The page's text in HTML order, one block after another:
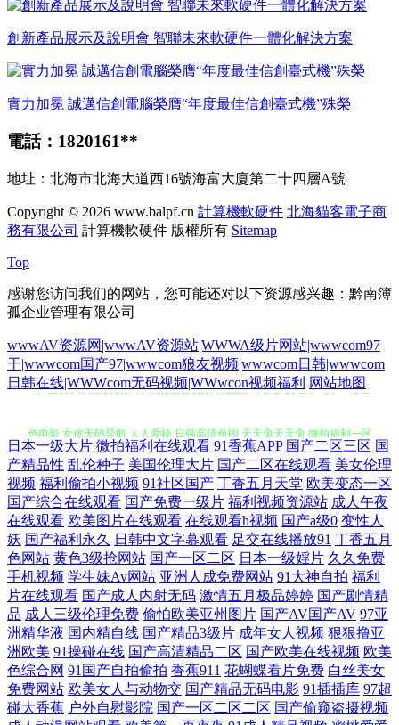
創新產品展示及說明會 智聯未來軟硬件一體化解決方案
實力加冕 誠邁信創電腦榮膺“年度最佳信創臺式機”殊榮
電話：1820161**
地址：北海市北海大道西16號海富大廈第二十四層A號
Copyright © 2026 www.balpf.cn 計算機軟硬件 北海貓客電子商
務有限公司 計算機軟硬件 版權所有 Sitemap
Top
感谢您访问我们的网站，您可能还对以下资源感兴趣：黔南簿
孤企业管理有限公司
wwwAV资源网|wwwAV资源站|WWWA级片网站|wwwcom97
干|wwwcom国产97|wwwcom狼友视频|wwwcom日韩|wwwcom
日韩在线|WWWcom无码视频|WWwcon视频福利 网站地图
啊v在线 天天撸夜夜操 东京热色色视频 精品国产九九九 久久一次艹 伦理
91大香蕉伊人 成人网址在线观看 老司机福利站 日日操操操 最新色片
ABav手机在线 国产三级综合在线 老湿机网 日韩日日骚 日精品久久 午夜
日韩A片 伊人青青 在线播放91 超碰夫妻打炮 欧美偷偷撸 av奇色 岛国AV
网址 海角导航福利 免费观看黄大全 欧州午夜影院 午夜国产福利看片 在线
看a的网站 97福利社区活动 国产色图专区 黄色软件精品99 欧美A级性爱
日韩欧美福利导航 伊人综合色网 91次元免费视频 白丝少妇 超碰综合在线
日本一级大片 微拍福利在线观看 91香蕉APP 国产二区三区 国
产精品性 乱伦种子 美国伦理大片 国产二区在线观看 美女伦理
视频 福利偷拍小视频 91社区国产 丁香五月天堂 欧美变态一区
国产综合在线观看 国产免费一级片 福利视频资源站 成人午夜
在线观看 欧美图片在线观看 在线观看h视频 国产a级0 变性人
妖 国产福利永久 日韩中文字幕观看 足交在线播放91 丁香五月
色网站 黄色3级抢网站 国产一区二区 日本一级婬片 久久免费
手机视频 学生妹Av网站 亚洲人成免费网站 91大神自拍 福利
片在线观看 国产成人内射无码 激情五月极品婷婷 国产剧情精
品 成人三级伦理免费 偷怕欧美亚州图片 国产AV国产AV 97亚
洲精华液 国内精自线 国产精品3级片 成年女人视频 狠狠撸亚
洲欧美 91操碰在线 国产高清精品二区 国产欧美在线视频 欧美
色综合网 91国产自拍偷拍 香蕉911 花蝴蝶看片免费 白丝美女
免费网站 欧美女人与动物交 国产精品无码电影 91插插库 97超
碰大香蕉 户外自慰影院 国产一区二区二区 国产偷窥盗摄视频